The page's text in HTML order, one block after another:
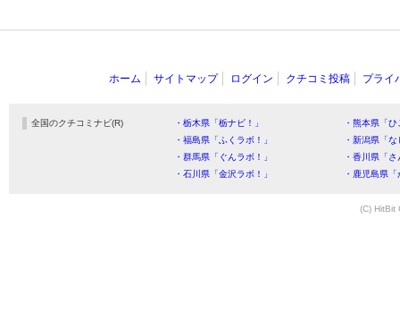
ホーム サイトマップ ログイン クチコミ投稿 プライ
全国のクチコミナビ(R) ・栃木県「栃ナビ！」
・熊本県「
・福島県「ふくラボ！」
・新潟県「
・群馬県「ぐんラボ！」
・香川県「
・石川県「金沢ラボ！」
・鹿児島県
(C) HitBit